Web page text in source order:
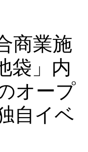
商業施
袋」内
オープ
自イベ